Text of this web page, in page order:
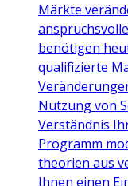
Märkte
benötigen
qualifizierte
Nutzung von
Verständnis
Programm
theorien aus
Ihnen einen